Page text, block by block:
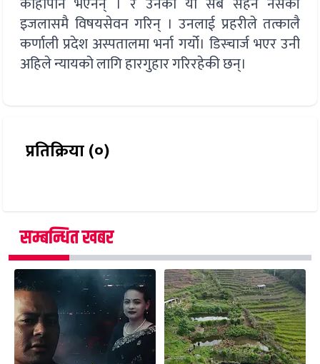
इजलासमै विषयसेवन गरिन् । उनलाई प्रहरीले तत्कालै
कर्णाली प्रदेश अस्पतालमा भर्ना गर्यो। डिस्चार्ज भएर उनी
अहिले न्यायको लागि हारगुहार गरिरहेकी छन्।
प्रतिक्रिया (०)
सम्बन्धित खबर